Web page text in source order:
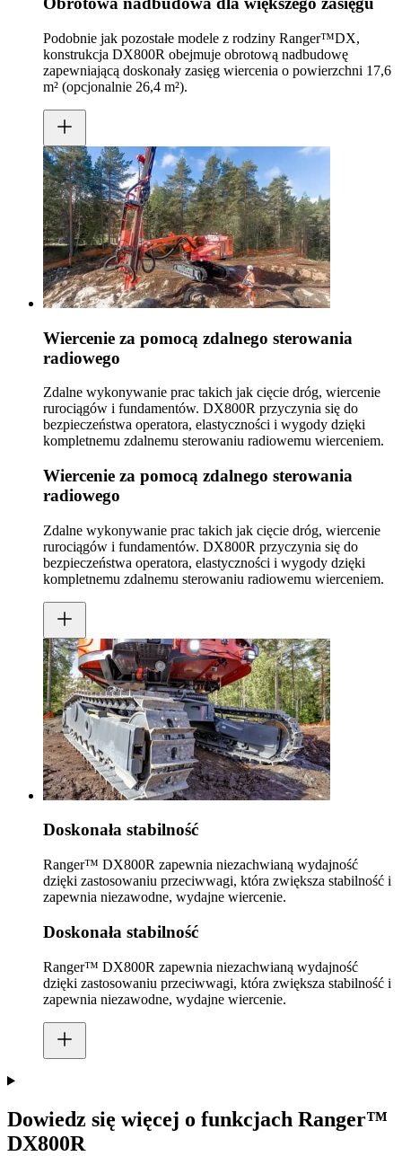
Podobnie jak pozostałe modele z rodziny Ranger™DX,
konstrukcja DX800R obejmuje obrotową nadbudowę
zapewniającą doskonały zasięg wiercenia o powierzchni 17,6
m² (opcjonalnie 26,4 m²).
Wiercenie za pomocą zdalnego sterowania
radiowego
Zdalne wykonywanie prac takich jak cięcie dróg, wiercenie
rurociągów i fundamentów. DX800R przyczynia się do
bezpieczeństwa operatora, elastyczności i wygody dzięki
kompletnemu zdalnemu sterowaniu radiowemu wierceniem.
Wiercenie za pomocą zdalnego sterowania
radiowego
Zdalne wykonywanie prac takich jak cięcie dróg, wiercenie
rurociągów i fundamentów. DX800R przyczynia się do
bezpieczeństwa operatora, elastyczności i wygody dzięki
kompletnemu zdalnemu sterowaniu radiowemu wierceniem.
Doskonała stabilność
Ranger™ DX800R zapewnia niezachwianą wydajność
dzięki zastosowaniu przeciwwagi, która zwiększa stabilność i
zapewnia niezawodne, wydajne wiercenie.
Doskonała stabilność
Ranger™ DX800R zapewnia niezachwianą wydajność
dzięki zastosowaniu przeciwwagi, która zwiększa stabilność i
zapewnia niezawodne, wydajne wiercenie.
Dowiedz się więcej o funkcjach Ranger™
DX800R